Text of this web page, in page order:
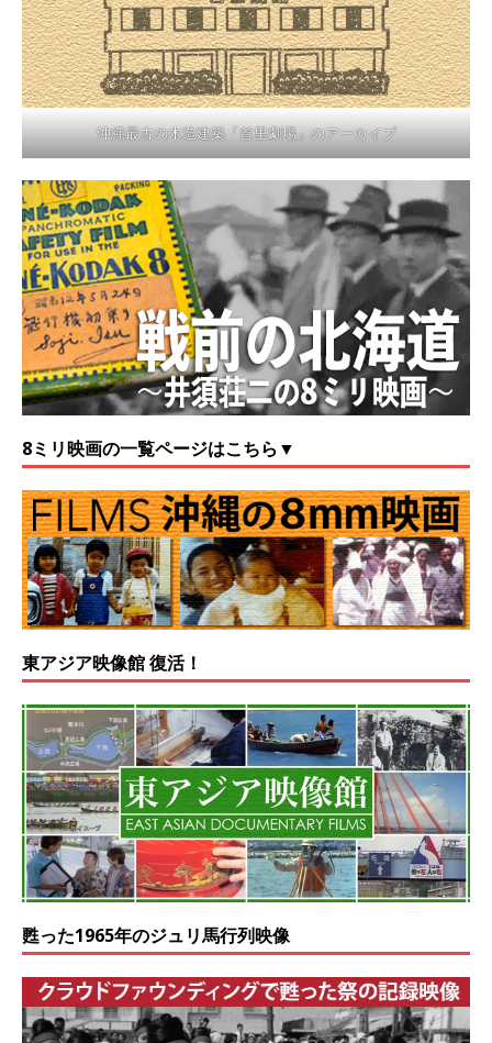
沖縄最古の木造建築「首里劇場」のアーカイブ
8ミリ映画の一覧ページはこちら▼
東アジア映像館 復活！
甦った1965年のジュリ馬行列映像